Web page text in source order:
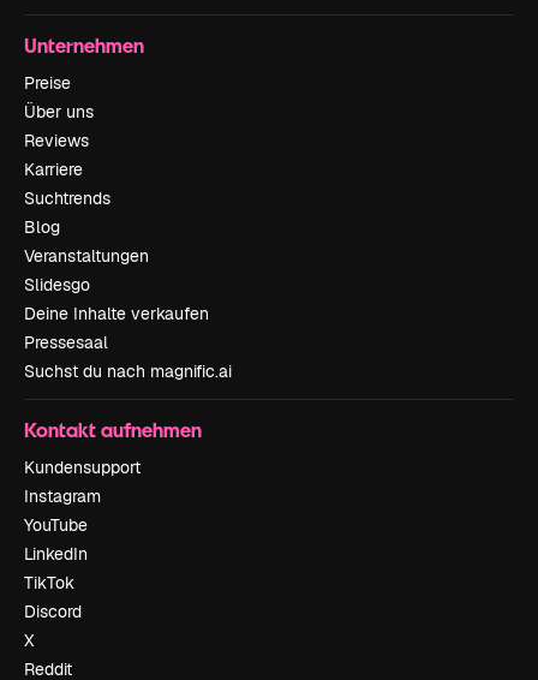
Unternehmen
Preise
Über uns
Reviews
Karriere
Suchtrends
Blog
Veranstaltungen
Slidesgo
Deine Inhalte verkaufen
Pressesaal
Suchst du nach magnific.ai
Kontakt aufnehmen
Kundensupport
Instagram
YouTube
LinkedIn
TikTok
Discord
X
Reddit